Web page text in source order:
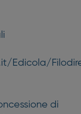
Edicola/
di